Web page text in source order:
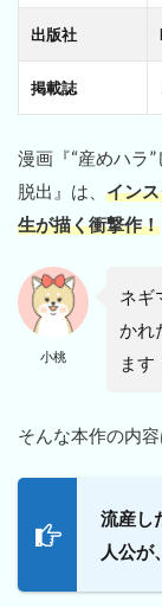
出版社
掲載誌
漫画『“産めハラ
脱出』は、 イン
生が描く衝撃作！
小桃
ネギ
かれ
ます
そんな本作の内
流産し
人公が